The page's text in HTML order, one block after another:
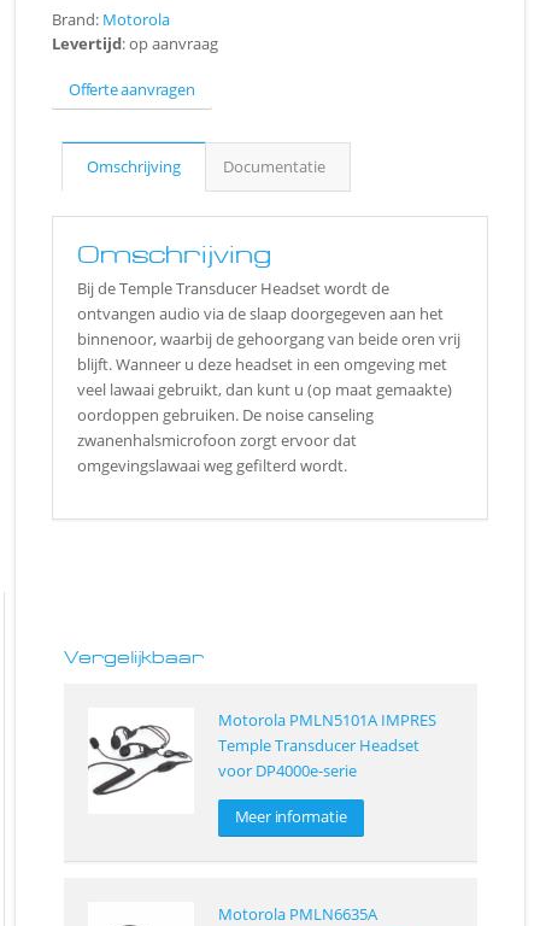
Brand: Motorola
Levertijd: op aanvraag
Offerte aanvragen
Omschrijving Documentatie
Omschrijving
Bij de Temple Transducer Headset wordt de
ontvangen audio via de slaap doorgegeven aan het
binnenoor, waarbij de gehoorgang van beide oren vrij
blijft. Wanneer u deze headset in een omgeving met
veel lawaai gebruikt, dan kunt u (op maat gemaakte)
oordoppen gebruiken. De noise canseling
zwanenhalsmicrofoon zorgt ervoor dat
omgevingslawaai weg gefilterd wordt.
Vergelijkbaar
Motorola PMLN5101A IMPRES
Temple Transducer Headset
voor DP4000e-serie
Meer informatie
Motorola PMLN6635A